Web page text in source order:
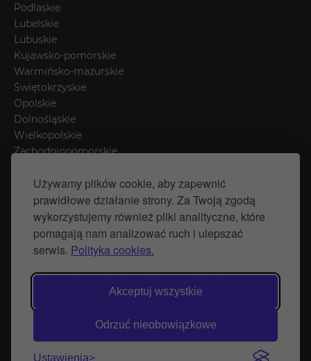
Używamy plików cookie, aby zapewnić
prawidłowe działanie strony. Za Twoją zgodą
wykorzystujemy również pliki analityczne, które
pomagają nam analizować ruch i ulepszać
serwis. Polityka cookies.
Akceptuj wszystkie
Odrzuć nieobowiązkowe
Ustawienia
Podlaskie
Lubelskie
Lubuskie
Kujawsko-pomorskie
Warmińsko-mazurskie
Świętokrzyskie
Opolskie
Dolnośląskie
Wielkopolskie
Zachodniopomorskie
Mazowieckie
Śląskie
© Wytwórnia Zieleni 2026
Polityka prywatności
Polityka Cookies
Strona stworzona przez Naprawimyfirme.pl